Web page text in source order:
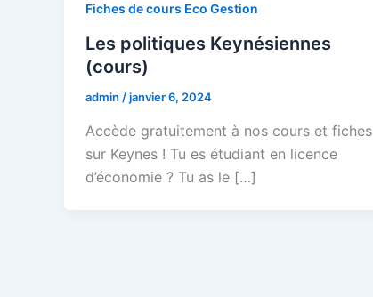
Fiches de cours Eco Gestion
Les politiques Keynésiennes
(cours)
admin /janvier 6, 2024
Accède gratuitement à nos cours et fiches
sur Keynes ! Tu es étudiant en licence
d’économie ? Tu as le […]